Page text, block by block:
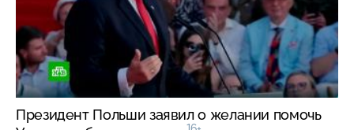
Президент Польши заявил о желании помочь